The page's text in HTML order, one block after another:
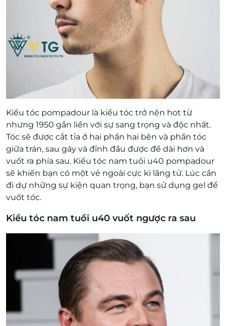
Kiểu tóc pompadour là kiểu tóc trở nên hot từ
nhưng 1950 gắn liền với sự sang trọng và độc nhất.
Tóc sẽ được cắt tỉa ở hai phần hai bên và phần tóc
giữa trán, sau gáy và đỉnh đầu được để dài hơn và
vuốt ra phía sau. Kiểu tóc nam tuổi u40 pompadour
sẽ khiến bạn có một vẻ ngoài cực kì lãng tử. Lúc cần
đi dự những sự kiện quan trọng, bạn sử dụng gel để
vuốt tóc.
Kiểu tóc nam tuổi u40 vuốt ngược ra sau